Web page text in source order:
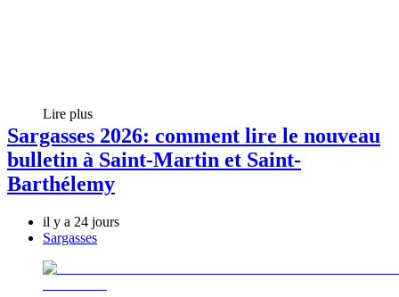
Lire plus
Sargasses 2026: comment lire le nouveau
bulletin à Saint-Martin et Saint-
Barthélemy
il y a 24 jours
Sargasses